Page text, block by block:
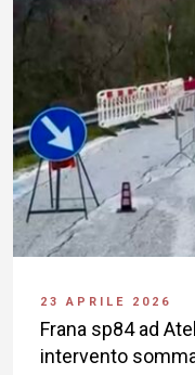
23 APRILE 2026
Frana sp84 ad
intervento